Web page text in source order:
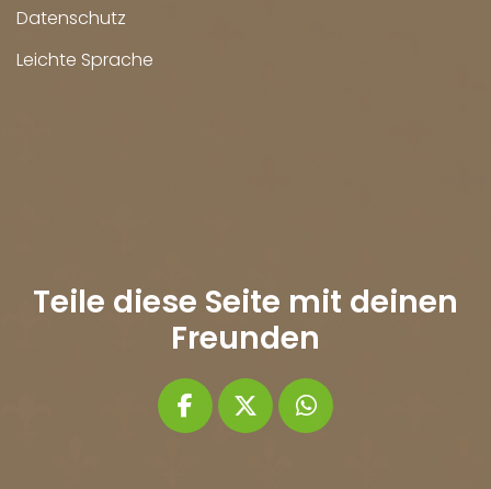
Datenschutz
Leichte Sprache
Teile diese Seite mit deinen
Freunden